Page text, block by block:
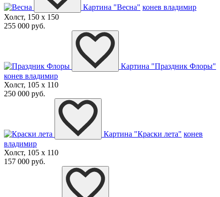
Картина "Весна" конев владимир
Холст, 150 x 150
255 000 руб.
Картина "Праздник Флоры"
конев владимир
Холст, 105 x 110
250 000 руб.
Картина "Краски лета" конев
владимир
Холст, 105 x 110
157 000 руб.